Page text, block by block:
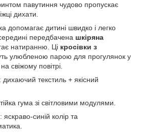
павутиння чудово пропускає
дихати.
допомагає дитині швидко і легко
передбачена шкіряна
натиранню. Ці кросівки з
улюбленою парою для прогулянок у
свіжому повітрі.
: дихаючий текстиль + якісний
гума зі світловими модулями.
синій колір та